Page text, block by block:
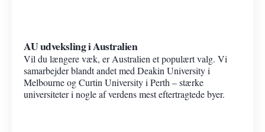
AU udveksling i Australien
Vil du længere væk, er Australien et populært valg. Vi
samarbejder blandt andet med Deakin University i
Melbourne og Curtin University i Perth – stærke
universiteter i nogle af verdens mest eftertragtede byer.